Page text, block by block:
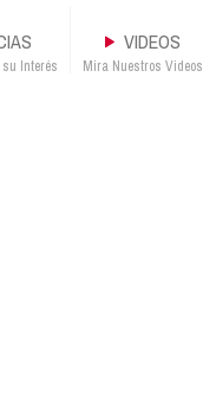
Interés
VIDEOS
Mira Nuestros Videos